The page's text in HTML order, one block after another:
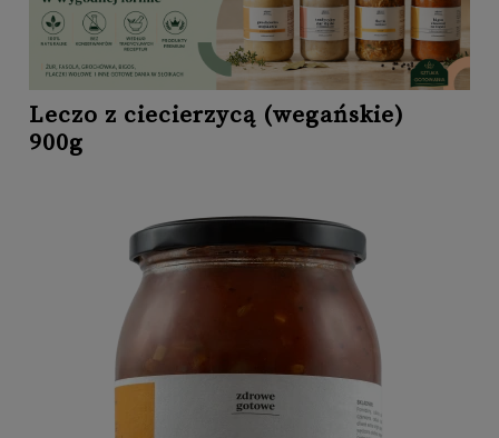
Leczo z ciecierzycą (wegańskie)
900g